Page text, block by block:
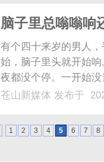
脑子里总嗡嗡响
是啥？这篇讲透
有个四十来岁的男人
始，脑子里头就开始
夜都没个停。一开始
好，心里烦得不行，
转，简直是要把人逼
苍山新媒体 发布于
1 2 3 4 5 6 7 8